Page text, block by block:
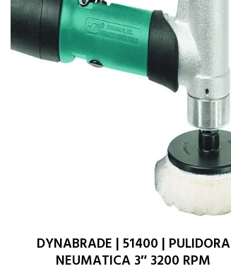
DYNABRADE | 51400 | PULIDORA
NEUMATICA 3″ 3200 RPM